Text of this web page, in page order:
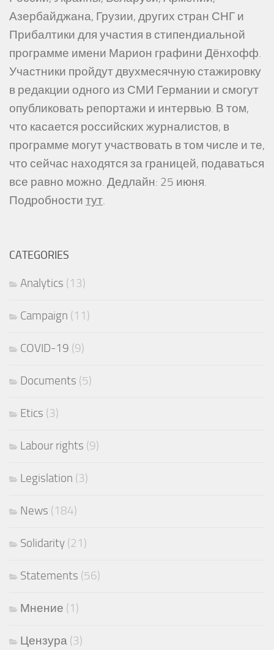
Азербайджана, Грузии, других стран СНГ и
Прибалтики для участия в стипендиальной
программе имени Марион графини Дёнхофф.
Участники пройдут двухмесячную стажировку
в редакции одного из СМИ Германии и смогут
опубликовать репортажи и интервью. В том,
что касается российских журналистов, в
программе могут участвовать в том числе и те,
что сейчас находятся за границей, подаваться
все равно можно. Дедлайн: 25 июня.
Подробности тут.
CATEGORIES
Analytics (13)
Campaign (11)
COVID-19 (9)
Documents (5)
Etics (3)
Labour rights (9)
Legislation (3)
News (184)
Solidarity (21)
Statements (56)
Мнение (1)
Цензура (3)